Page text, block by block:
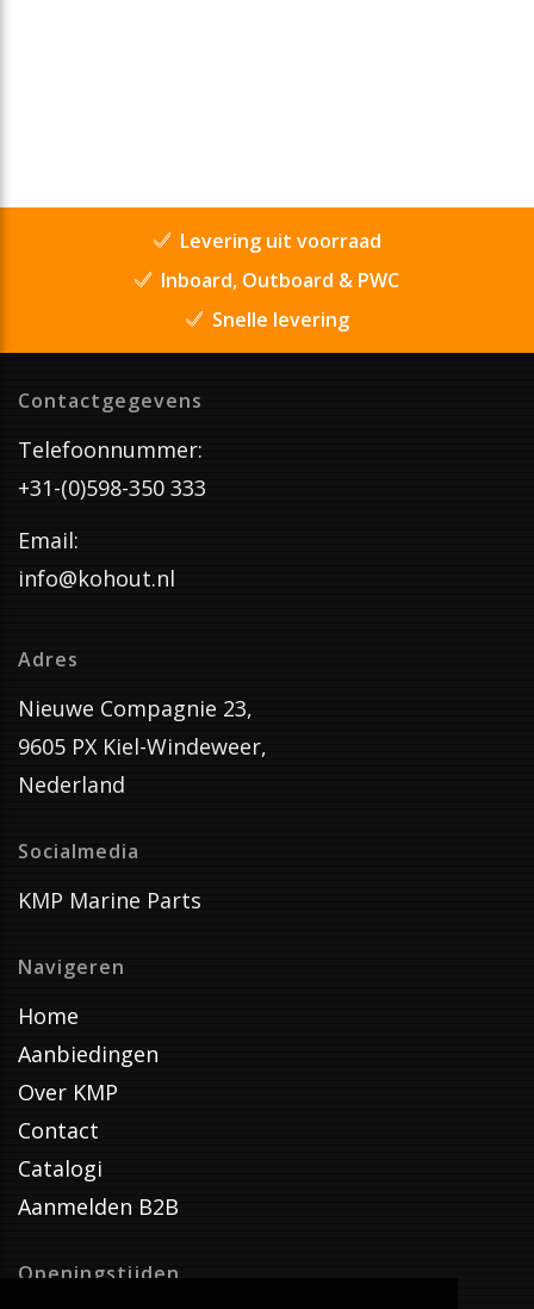
Levering uit voorraad
Inboard, Outboard & PWC
Snelle levering
Contactgegevens
Telefoonnummer:
+31-(0)598-350 333
Email:
info@kohout.nl
Adres
Nieuwe Compagnie 23,
9605 PX Kiel-Windeweer,
Nederland
Socialmedia
KMP Marine Parts
Navigeren
Home
Aanbiedingen
Over KMP
Contact
Catalogi
Aanmelden B2B
Openingstijden